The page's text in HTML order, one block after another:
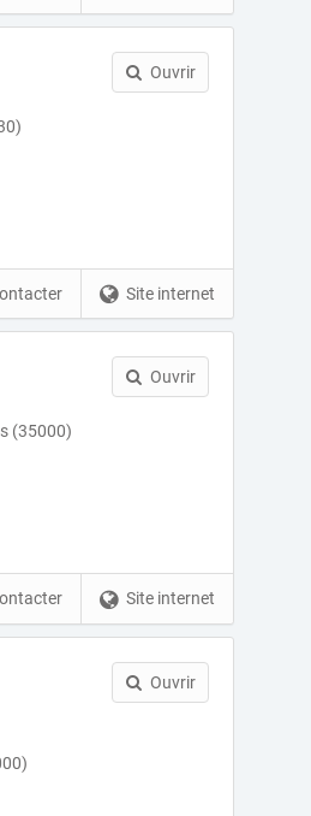
Ouvrir
Site internet
(35000)
Ouvrir
Site internet
Ouvrir